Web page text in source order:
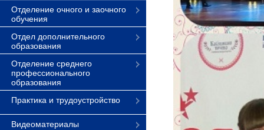
Отделение очного и заочного
обучения
Отдел дополнительного
образования
Отделение среднего
профессионального
образования
Практика и трудоустройство
Видеоматериалы